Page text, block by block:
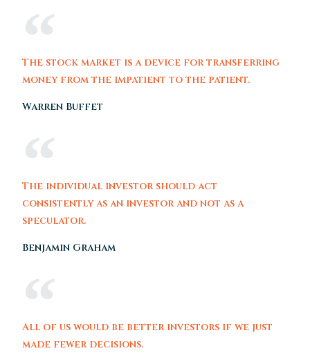
The stock market is a device for transferring
money from the impatient to the patient.
Warren Buffet
The individual investor should act
consistently as an investor and not as a
speculator.
Benjamin Graham
All of us would be better investors if we just
made fewer decisions.